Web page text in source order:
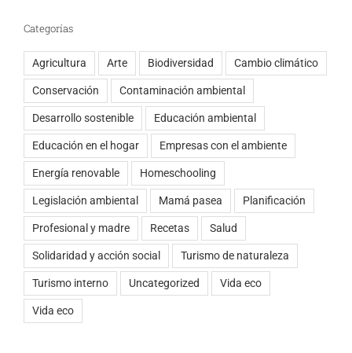
Categorías
Agricultura Arte Biodiversidad Cambio climático
Conservación Contaminación ambiental
Desarrollo sostenible Educación ambiental
Educación en el hogar Empresas con el ambiente
Energía renovable Homeschooling
Legislación ambiental Mamá pasea Planificación
Profesional y madre Recetas Salud
Solidaridad y acción social Turismo de naturaleza
Turismo interno Uncategorized Vida eco
Vida eco